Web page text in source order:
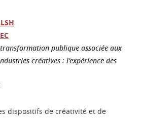
publique associée aux
créatives : l'expérience des
dispositifs de créativité et de